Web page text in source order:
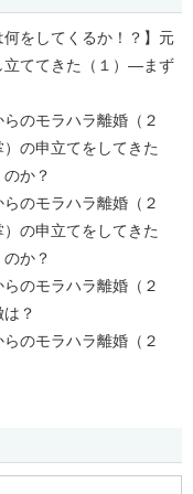
何をしてくるか！？】元
立ててきた（１）―まず
のモラハラ離婚（２
の申立てをしてきた
か？
のモラハラ離婚（２
の申立てをしてきた
か？
のモラハラ離婚（２
？
のモラハラ離婚（２